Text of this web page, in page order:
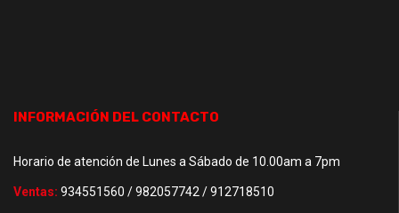
INFORMACIÓN DEL CONTACTO
Horario de atención de Lunes a Sábado de 10.00am a 7pm
Ventas: 934551560 / 982057742 / 912718510